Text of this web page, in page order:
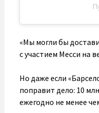
«Мы могли бы
с участием Месси на
Но даже если
поправит дело: 10
ежегодно не менее